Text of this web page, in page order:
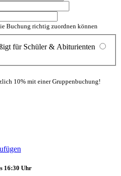
Buchung richtig zuordnen können
für Schüler & Abiturienten
10% mit einer Gruppenbuchung!
16:30 Uhr